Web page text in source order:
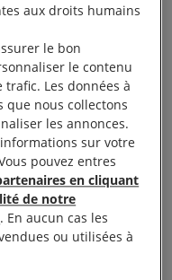
menée par
Counsel (QC) dont
et
d’Amnesty
par le secrétaire
l’aval du
consultation avec
groupe de
aux droits humains
le bon
le contenu
Les données à
que nous collectons
les annonces.
sur votre
pouvez entres
en cliquant
de notre
. En aucun cas les
ou utilisées à